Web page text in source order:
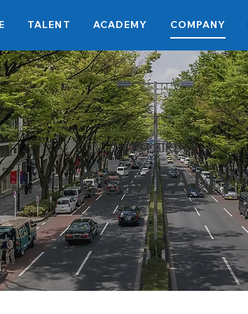
TALENT ACADEMY COMPANY
FM BIRD
COMPANY